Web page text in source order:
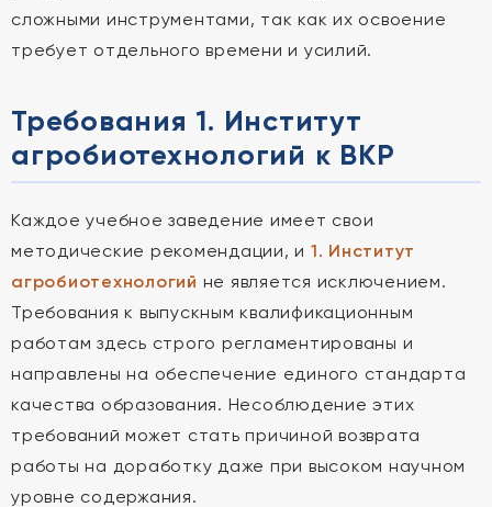
сложными инструментами, так как их освоение
требует отдельного времени и усилий.
Требования 1. Институт
агробиотехнологий к ВКР
Каждое учебное заведение имеет свои
методические рекомендации, и 1. Институт
агробиотехнологий не является исключением.
Требования к выпускным квалификационным
работам здесь строго регламентированы и
направлены на обеспечение единого стандарта
качества образования. Несоблюдение этих
требований может стать причиной возврата
работы на доработку даже при высоком научном
уровне содержания.